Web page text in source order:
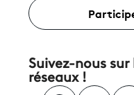
Suivez-nous sur
réseaux !